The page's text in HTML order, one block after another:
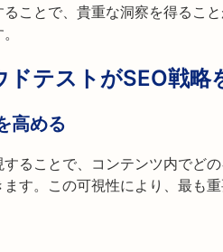
ことで、貴重な洞察を得るこ
ドテストがSEO戦略
高める
ることで、コンテンツ内でど
す。この可視性により、最も